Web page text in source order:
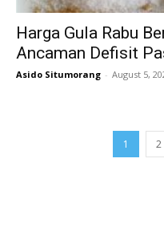
Harga Gula Rabu
Ancaman Defisit
Asido Situmorang - August 5,
1 2